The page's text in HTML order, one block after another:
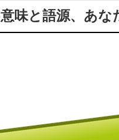
味と語源、あな